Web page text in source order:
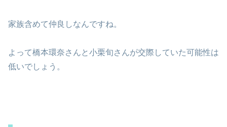
家族含めて仲良しなんですね。
よって橋本環奈さんと小栗旬さんが交際していた可能性は
低いでしょう。